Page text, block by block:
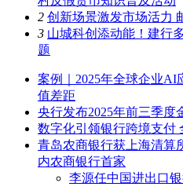
2 创新场景激发市场活力
3 山城科创添动能！建行
题
案例｜2025年全球企业
值差距
央行发布2025年前三季度
数字化引领银行跨境支付
青岛农商银行获上海清算
内农商银行首家
李源任中国进出口